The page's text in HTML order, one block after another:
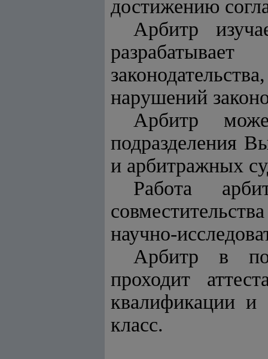
достижению
Арбитр
нарушений
Арбитр
подразделения
и арбитражных
Работа
научно-
Арбитр в
проходит
квалификации и
класс.